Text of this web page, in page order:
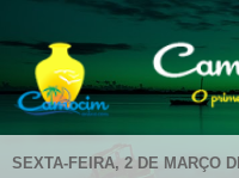
SEXTA-FEIRA, 2 DE MARÇO